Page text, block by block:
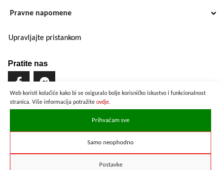
Web koristi kolačiće kako bi se osiguralo bolje korisničko iskustvo i funkcionalnost
stranica. Više informacija potražite ovdje.
Prihvaćam sve
Samo neophodno
Postavke
Pravne napomene
Upravljajte pristankom
Pratite nas
Brzo i sigurno plaćanje
Prikazane cijene su preračunate po službenom tečaju u iznosu od
1 EUR = 7,53450 HRK